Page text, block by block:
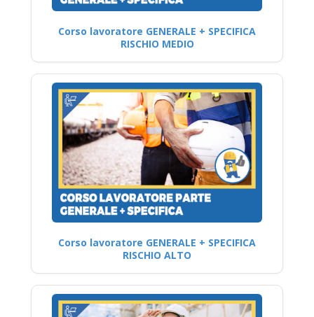
Corso lavoratore GENERALE + SPECIFICA
RISCHIO MEDIO
Corso lavoratore GENERALE + SPECIFICA
RISCHIO ALTO